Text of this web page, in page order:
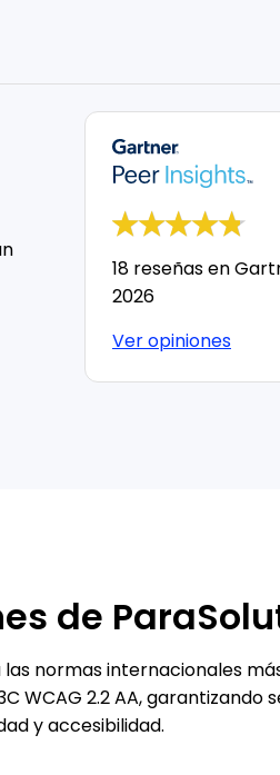
18 reseñas en
2026
Ver opiniones
de
normas internacionales
WCAG 2.2 AA,
y accesibilidad.